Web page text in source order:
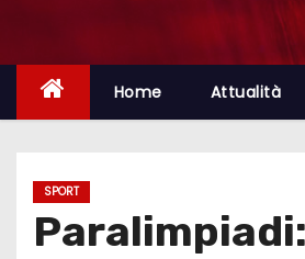
Home Attualità
SPORT